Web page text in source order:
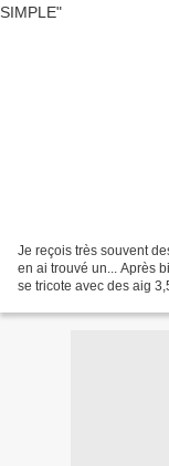
Je reçois très souvent
en ai trouvé un... Après
se tricote avec des aig